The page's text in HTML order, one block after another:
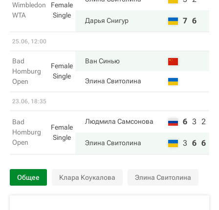
Wimbledon
WTA
Female
Single
Дарья Снигур 7 6
25.06, 12:00
Bad
Homburg
Open
Female
Single
Ван Синью
Элина Свитолина
23.06, 18:35
Bad
Homburg
Open
Female
Single
Людмила Самсонова 6 3 2
Элина Свитолина 3 6 6
Общее Клара Коукалова Элина Свитолина